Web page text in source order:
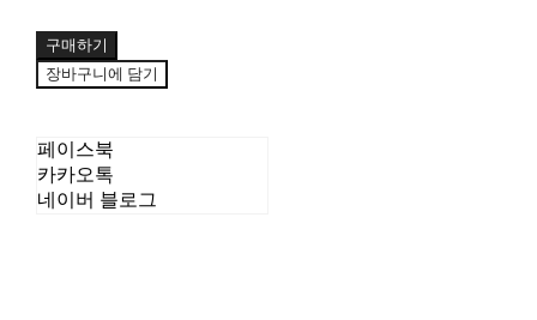
구매하기
장바구니에 담기
페이스북
카카오톡
네이버 블로그